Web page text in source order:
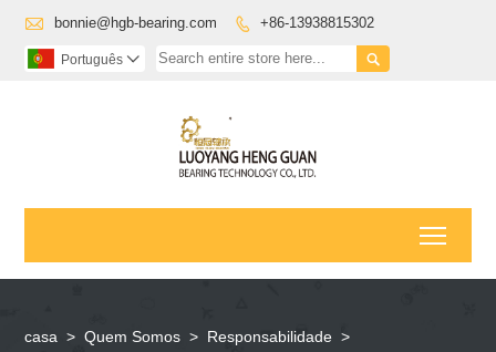
 bonnie@hgb-bearing.com  +86-13938815302

Português 
casa > Quem Somos > Responsabilidade >